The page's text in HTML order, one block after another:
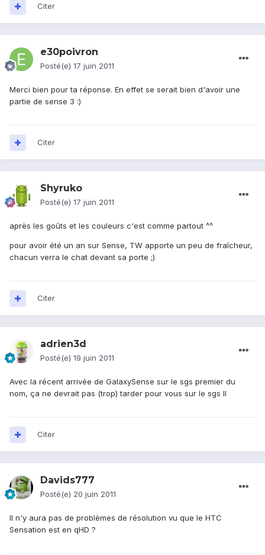
Citer
e30poivron
Posté(e) 17 juin 2011
Merci bien pour ta réponse. En effet se serait bien d'avoir une
partie de sense 3 :)
Citer
Shyruko
Posté(e) 17 juin 2011
après les goûts et les couleurs c'est comme partout ^^
pour avoir été un an sur Sense, TW apporte un peu de fraîcheur,
chacun verra le chat devant sa porte ;)
Citer
adrien3d
Posté(e) 19 juin 2011
Avec la récent arrivée de GalaxySense sur le sgs premier du
nom, ça ne devrait pas (trop) tarder pour vous sur le sgs II
Citer
Davids777
Posté(e) 20 juin 2011
Il n'y aura pas de problèmes de résolution vu que le HTC
Sensation est en qHD ?